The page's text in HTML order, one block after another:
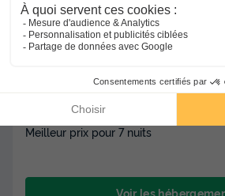
8.8/10
Wifi gratuit Piscine extérieure chauffée
sanitaires 1/4 pers.
Meilleur prix pour 7 nuits
Voir les